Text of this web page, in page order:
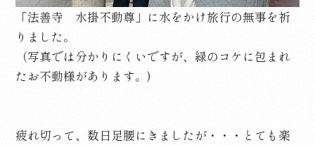
「法善寺 水掛不動尊」に水をかけ旅行の無事を祈
りました。
（写真では分かりにくいですが、緑のコケに包まれ
たお不動様があります。)
疲れ切って、数日足腰にきましたが・・・とても楽